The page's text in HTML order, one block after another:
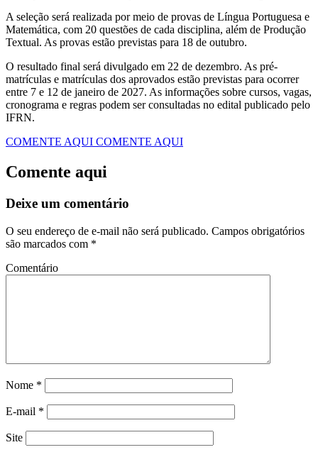
A seleção será realizada por meio de provas de Língua Portuguesa e
Matemática, com 20 questões de cada disciplina, além de Produção
Textual. As provas estão previstas para 18 de outubro.
O resultado final será divulgado em 22 de dezembro. As pré-
matrículas e matrículas dos aprovados estão previstas para ocorrer
entre 7 e 12 de janeiro de 2027. As informações sobre cursos, vagas,
cronograma e regras podem ser consultadas no edital publicado pelo
IFRN.
COMENTE AQUI COMENTE AQUI
Comente aqui
Deixe um comentário
O seu endereço de e-mail não será publicado. Campos obrigatórios
são marcados com *
Comentário
Nome *
E-mail *
Site